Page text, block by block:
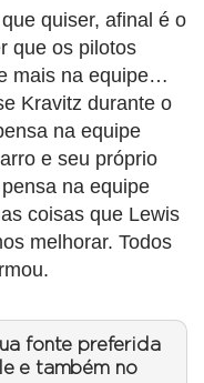
quiser, afinal é o
que os pilotos
mais na equipe…
Kravitz durante o
na equipe
e seu próprio
na equipe
coisas que Lewis
melhorar. Todos
fonte preferida
e também no